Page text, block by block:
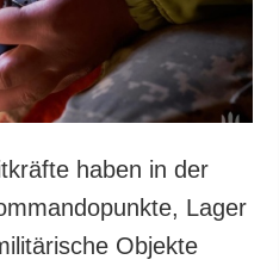
haben in der
Lager
Objekte